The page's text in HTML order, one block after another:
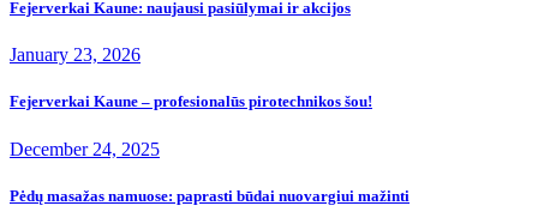
Fejerverkai Kaune: naujausi pasiūlymai ir akcijos
January 23, 2026
Fejerverkai Kaune – profesionalūs pirotechnikos šou!
December 24, 2025
Pėdų masažas namuose: paprasti būdai nuovargiui mažinti